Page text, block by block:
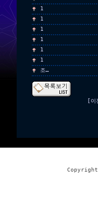
1
1
1
1
1
1
조…
[이
Copyright